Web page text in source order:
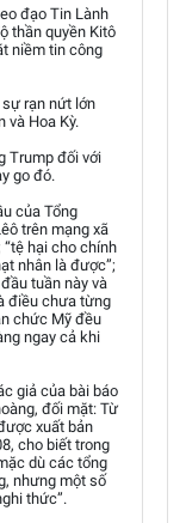
đạo Tin Lành
thần quyền Kitô
niềm tin công
rạn nứt lớn
và Hoa Kỳ.
Trump đối với
go đó.
của Tổng
trên mạng xã
“tệ hại cho chính
nhân là được”;
tuần này và
điều chưa từng
chức Mỹ đều
ngay cả khi
giả của bài báo
đối mặt: Từ
xuất bản
cho biết trong
dù các tổng
nhưng một số
thức”.